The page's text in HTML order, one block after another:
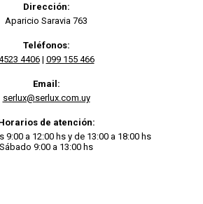
Dirección:
Aparicio Saravia 763
Teléfonos:
4406| 099 155 466
Email:
serlux@serlux.com.uy
de atención:
9:00 a 12:00 hs y de 13:00 a 18:00 hs
Sábado 9:00 a 13:00 hs